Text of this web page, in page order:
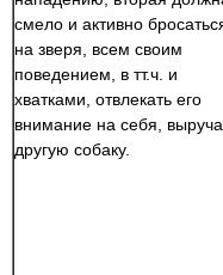
смело и активно
на зверя, всем своим
поведением, в тт.ч. и
хватками, отвлекать его
внимание на себя,
другую собаку.